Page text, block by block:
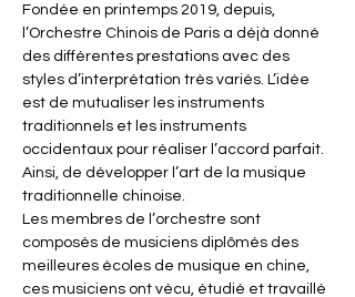
Fondée en printemps 2019, depuis,
l’Orchestre Chinois de Paris a déjà donné
des différentes prestations avec des
styles d’interprétation très variés. L’idée
est de mutualiser les instruments
traditionnels et les instruments
occidentaux pour réaliser l’accord parfait.
Ainsi, de développer l’art de la musique
traditionnelle chinoise.
Les membres de l’orchestre sont
composés de musiciens diplômés des
meilleures écoles de musique en chine,
ces musiciens ont vécu, étudié et travaillé